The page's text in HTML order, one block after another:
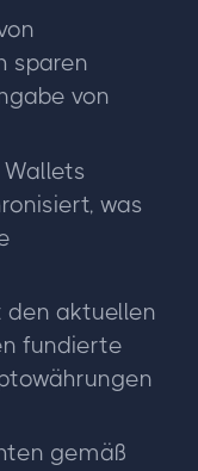
sparen
von
Wallets
was
den aktuellen
fundierte
gemäß